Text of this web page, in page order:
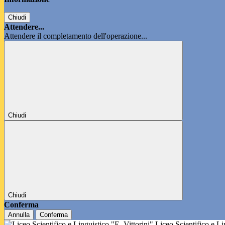
Chiudi
Attendere...
Attendere il completamento dell'operazione...
Chiudi
Chiudi
Conferma
Annulla Conferma